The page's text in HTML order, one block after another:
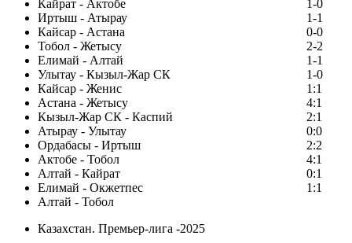
Кайрат - Актобе
1-0
Иртыш - Атырау
1-1
Кайсар - Астана
0-0
Тобол - Жетысу
2-2
Елимай - Алтай
1-1
Улытау - Кызыл-Жар СК
1-0
Кайсар - Женис
1:1
Астана - Жетысу
4:1
Кызыл-Жар СК - Каспий
2:1
Атырау - Улытау
0:0
Ордабасы - Иртыш
2:2
Актобе - Тобол
4:1
Алтай - Кайрат
0:1
Елимай - Окжетпес
1:1
Алтай - Тобол
Казахстан. Премьер-лига -2025